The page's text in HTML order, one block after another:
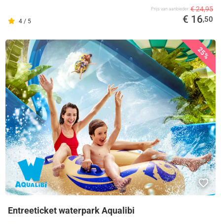
4 / 5
Prijs van aanbieder € 24,95
€ 16,50
25%
Entreeticket waterpark Aqualibi